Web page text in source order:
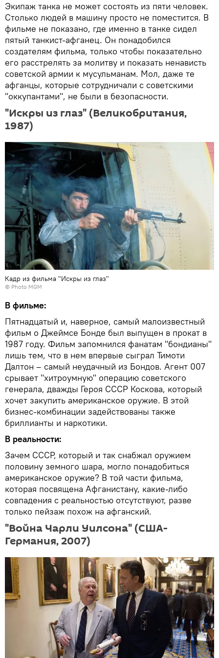
Экипаж танка не может состоять из пяти человек.
Столько людей в машину просто не поместится. В
фильме не показано, где именно в танке сидел
пятый танкист-афганец. Он понадобился
создателям фильма, только чтобы показательно
его расстрелять за молитву и показать ненависть
советской армии к мусульманам. Мол, даже те
афганцы, которые сотрудничали с советскими
"оккупантами", не были в безопасности.
"Искры из глаз" (Великобритания,
1987)
Кадр из фильма "Искры из глаз"
© Photo MGM
В фильме:
Пятнадцатый и, наверное, самый малоизвестный
фильм о Джеймсе Бонде был выпущен в прокат в
1987 году. Фильм запомнился фанатам "бондианы"
лишь тем, что в нем впервые сыграл Тимоти
Далтон – самый неудачный из Бондов. Агент 007
срывает "хитроумную" операцию советского
генерала, дважды Героя СССР Коскова, который
хочет закупить американское оружие. В этой
бизнес-комбинации задействованы также
бриллианты и наркотики.
В реальности:
Зачем СССР, который и так снабжал оружием
половину земного шара, могло понадобиться
американское оружие? В той части фильма,
которая посвящена Афганистану, какие-либо
совпадения с реальностью отсутствуют, разве
только пейзаж похож на афганский.
"Война Чарли Уилсона" (США-
Германия, 2007)